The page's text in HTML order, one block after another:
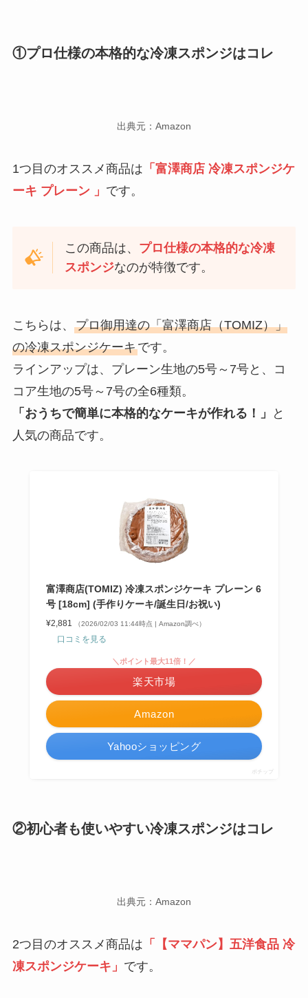
①プロ仕様の本格的な冷凍スポンジはコレ
出典元：Amazon
1つ目のオススメ商品は 「富澤商店 冷凍スポンジケ
ーキ プレーン 」 です。
この商品は、 プロ仕様の本格的な冷凍
スポンジなのが特徴です。
こちらは、 プロ御用達の「富澤商店（TOMIZ）」
の冷凍スポンジケーキです。
ラインアップは、プレーン生地の5号～7号と、コ
コア生地の5号～7号の全6種類。
「おうちで簡単に本格的なケーキが作れる！」
と
人気の商品です。
富澤商店(TOMIZ) 冷凍スポンジケーキ プレーン 6
号 [18cm] (手作りケーキ/誕生日/お祝い)
¥2,881 （2026/02/03 11:44時点 | Amazon調べ）
口コミを見る
Amazon
＼ポイント最大11倍！／
楽天市場
Yahooショッピング
ポチップ
②初心者も使いやすい冷凍スポンジはコレ
出典元：Amazon
2つ目のオススメ商品は 「【ママパン】五洋食品 冷
凍スポンジケーキ」 です。